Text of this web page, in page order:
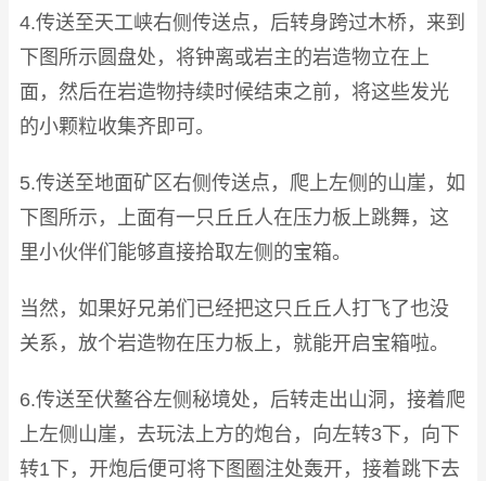
4.传送至天工峡右侧传送点，后转身跨过木桥，来到
下图所示圆盘处，将钟离或岩主的岩造物立在上
面，然后在岩造物持续时候结束之前，将这些发光
的小颗粒收集齐即可。
5.传送至地面矿区右侧传送点，爬上左侧的山崖，如
下图所示，上面有一只丘丘人在压力板上跳舞，这
里小伙伴们能够直接拾取左侧的宝箱。
当然，如果好兄弟们已经把这只丘丘人打飞了也没
关系，放个岩造物在压力板上，就能开启宝箱啦。
6.传送至伏鳌谷左侧秘境处，后转走出山洞，接着爬
上左侧山崖，去玩法上方的炮台，向左转3下，向下
转1下，开炮后便可将下图圈注处轰开，接着跳下去